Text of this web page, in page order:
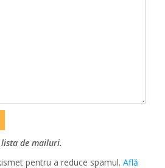
de mailuri.
pentru a reduce spamul.Află